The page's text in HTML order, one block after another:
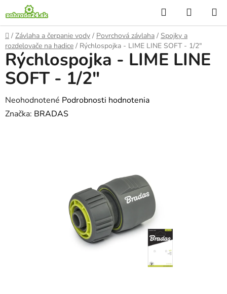
na
obsah
Hľadať
KOŠÍK
Domov
/ Závlaha a čerpanie vody / Povrchová závlaha / Spojky a
rozdelovače na hadice / Rýchlospojka - LIME LINE SOFT - 1/2"
Rýchlospojka - LIME LINE
SOFT - 1/2"
Priemerné
hodnotenie
Neohodnotené Podrobnosti hodnotenia
Značka: BRADAS